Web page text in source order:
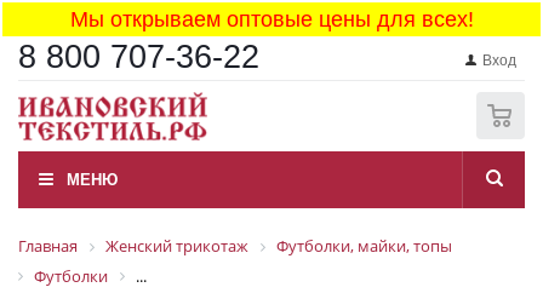
Мы открываем оптовые цены для всех!
8 800 707-36-22 Вход
МЕНЮ
Главная Женский трикотаж
Футболки, майки, топы
Футболки
...